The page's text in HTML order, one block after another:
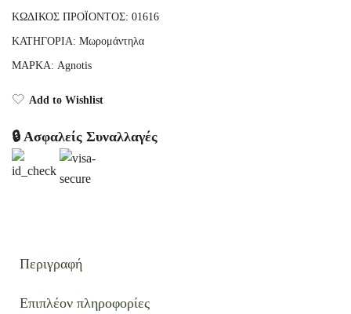
ΚΩΔΙΚΌΣ ΠΡΟΪΌΝΤΟΣ: 01616
ΚΑΤΗΓΟΡΊΑ: Μωρομάντηλα
ΜΆΡΚΑ: Agnotis
Add to Wishlist
🔒 Ασφαλείς Συναλλαγές
Περιγραφή
Επιπλέον πληροφορίες